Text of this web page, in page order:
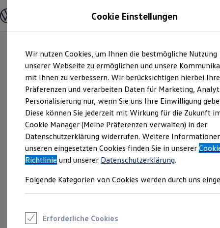
Hauptinhalt
springen
Footer
springen
Modelle und Konfigurator
Modelle vergleichen
Elektroautos
ENERGY Sondermodelle
Nutzfahrzeuge
SUV und CUV
Familienautos
Kombis
Kompaktwagen
Sportwagen
Schnell verfügbare Fahrzeuge
Angebote und Produkte
Aktuelle Angebote
E-Auto-Förderung
Volkswagen Marktplatz
Junge Gebrauchtwagen und Gebrauchtwagen
Saisonangebote
Cookie Einstellungen
Wir nutzen Cookies, um Ihnen die bestmögliche Nutzung
unserer Webseite zu ermöglichen und unsere
mit Ihnen zu verbessern. Wir berücksichtigen hierbei Ihre
Präferenzen und verarbeiten Daten für Marketing,
Personalisierung nur, wenn Sie uns Ihre Einwilligung
Diese können Sie jederzeit mit Wirkung für die Zukunft
Cookie Manager (Meine Präferenzen verwalten) in der
Datenschutzerklärung widerrufen. Weitere
unseren eingesetzten Cookies finden Sie in unserer
Richtlinie und unserer Datenschutzerklärung.
Folgende Kategorien von Cookies werden durch uns
Erforderliche Cookies